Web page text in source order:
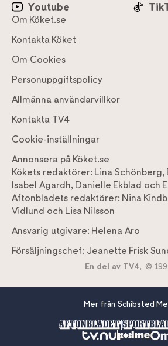
Youtube
Om Köket.se
Kontakta Köket
Om Cookies
Personuppgiftspolicy
Allmänna användarvillkor
Kontakta TV4
Cookie-inställningar
Annonsera på Köket.se
Kökets redaktörer: Lina Schönberg,
Isabel Agardh, Danielle Ekblad och
Aftonbladets redaktörer: Nina
Vidlund och Lisa Nilsson
Ansvarig utgivare: Helena Aro
Försäljningschef: Jeanette Frisk
En del av TV4, ©
Mer från Schibsted